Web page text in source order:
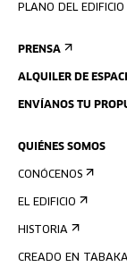
PLANO DEL EDIFICIO
PRENSA
ALQUILER DE
ENVÍANOS TU
QUIÉNES SOMOS
CONÓCENOS
EL EDIFICIO
HISTORIA
CREADO EN